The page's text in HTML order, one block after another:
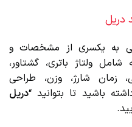
دریل
به یکسری از مشخصات و
ولتاژ باتری، گشتاور،
زمان شارژ، وزن، طراحی
باشید تا بتوانید “دریل